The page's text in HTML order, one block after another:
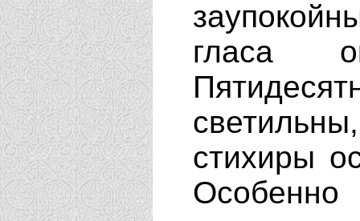
гласа
стихиры
Особенно